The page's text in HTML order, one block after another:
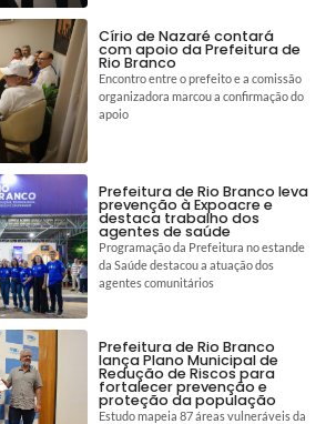
Círio de Nazaré contará
com apoio da Prefeitura de
Rio Branco
Encontro entre o prefeito e a comissão
organizadora marcou a confirmação do
apoio
Prefeitura de Rio Branco leva
prevenção à Expoacre e
destaca trabalho dos
agentes de saúde
Programação da Prefeitura no estande
da Saúde destacou a atuação dos
agentes comunitários
Prefeitura de Rio Branco
lança Plano Municipal de
Redução de Riscos para
fortalecer prevenção e
proteção da população
Estudo mapeia 87 áreas vulneráveis da